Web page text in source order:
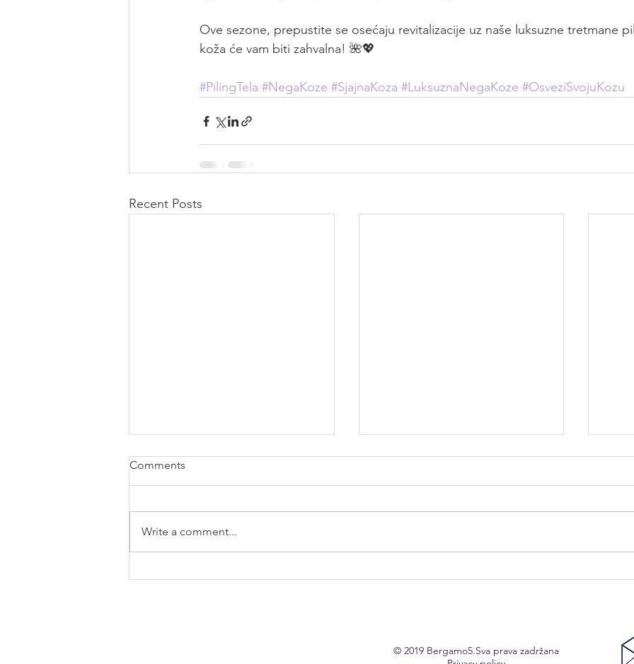
Ove sezone, prepustite se osećaju revitalizacije uz naše luksuzne tretmane
koža će vam biti zahvalna! 🌺💖
#PilingTela #NegaKoze #SjajnaKoza #LuksuznaNegaKoze #OsveziSvojuKozu
Recent Posts
Comments
Write a comment...
© 2019 Bergamo5.Sva prava zadržana